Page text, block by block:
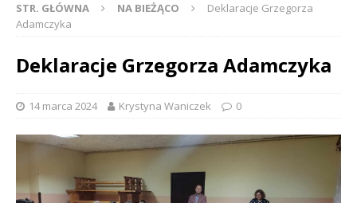
STR. GŁÓWNA NA BIEŻĄCO
Deklaracje Grzegorza
Adamczyka
Deklaracje Grzegorza Adamczyka
14 marca 2024 Krystyna Waniczek 0